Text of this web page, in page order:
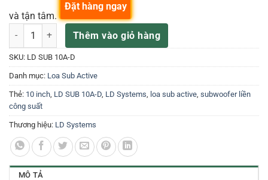
và tận tâm.
LD SUB 10A Loa Sub Điện Active 10 Inch Công Suất 360W số lượng
Thêm vào giỏ hàng
Đặt hàng ngay
SKU: LD SUB 10A-D
Danh mục: Loa Sub Active
Thẻ: 10 inch, LD SUB 10A-D, LD Systems, loa sub active, subwoofer liền
công suất
Thương hiệu: LD Systems
MÔ TẢ